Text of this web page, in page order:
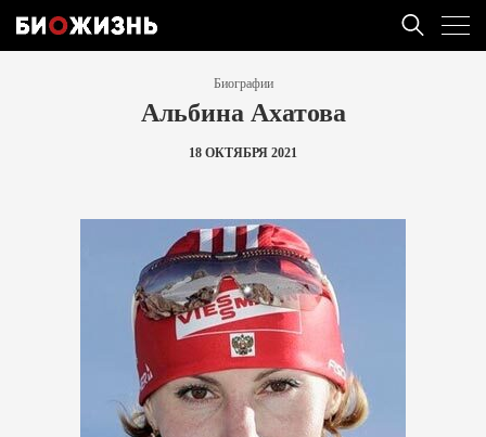
Биографии
Альбина Ахатова
18 ОКТЯБРЯ 2021